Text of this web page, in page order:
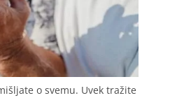
o svemu. Uvek tražite